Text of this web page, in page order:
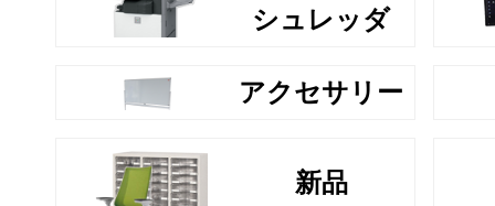
シュレッダ
アクセサリー
新品